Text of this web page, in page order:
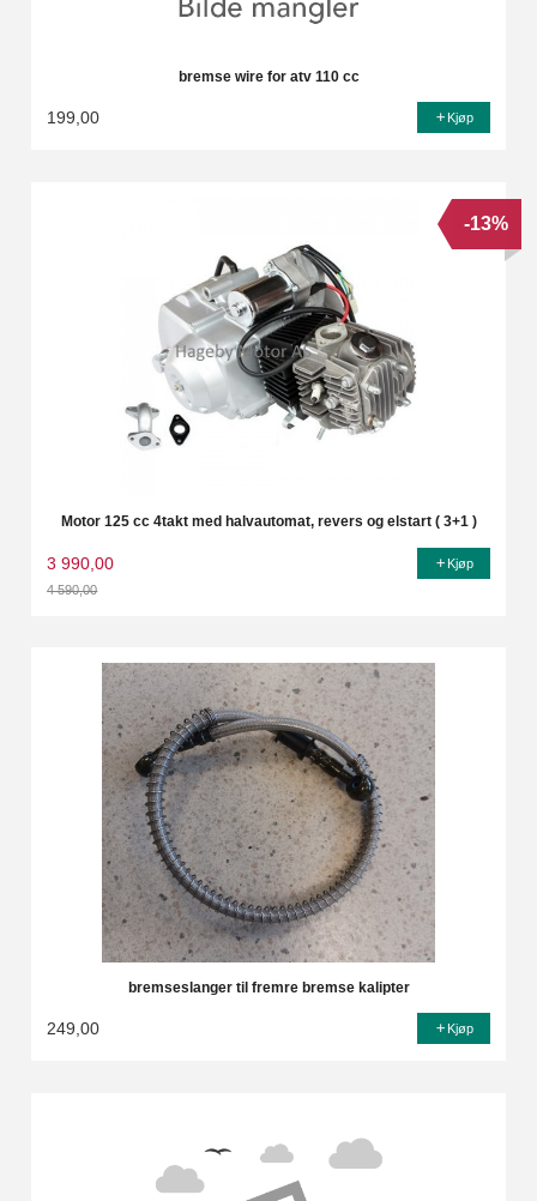
bremse wire for atv 110 cc
199,00 Kjøp
Motor 125 cc 4takt med halvautomat, revers og elstart ( 3+1 )
3 990,00
4 590,00
-13%
Kjøp
bremseslanger til fremre bremse kalipter
249,00 Kjøp